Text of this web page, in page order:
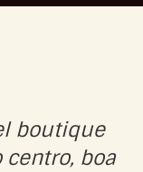
boutique
boa